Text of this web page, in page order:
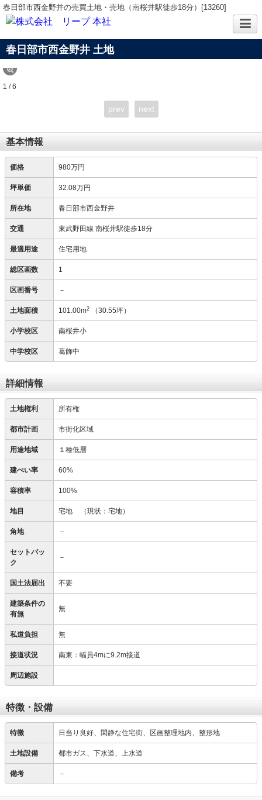
春日部市西金野井の売買土地・売地（南桜井駅徒歩18分）[13260]
春日部市西金野井 土地
1 / 6
prev next
基本情報
価格 980万円
坪単価 32.08万円
所在地 春日部市西金野井
交通 東武野田線 南桜井駅徒歩18分
最適用途 住宅用地
総区画数 1
区画番号 －
土地面積 101.00m2 （30.55坪）
小学校区 南桜井小
中学校区 葛飾中
詳細情報
土地権利 所有権
都市計画 市街化区域
用途地域 １種低層
建ぺい率 60%
容積率 100%
地目 宅地 （現状：宅地）
角地 －
セットバッ
ク
－
国土法届出 不要
建築条件の
有無
無
私道負担 無
接道状況 南東：幅員4mに9.2m接道
周辺施設
特徴・設備
特徴 日当り良好、閑静な住宅街、区画整理地内、整形地
土地設備 都市ガス、下水道、上水道
備考 －